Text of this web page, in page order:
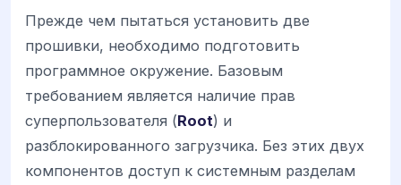
Прежде чем пытаться установить две
прошивки, необходимо подготовить
программное окружение. Базовым
требованием является наличие прав
суперпользователя (Root) и
разблокированного загрузчика. Без этих двух
компонентов доступ к системным разделам